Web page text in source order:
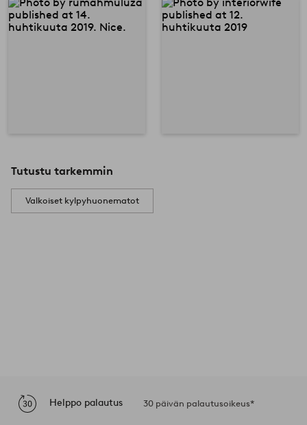
Tutustu tarkemmin
Valkoiset kylpyhuonematot
Helppo palautus 30 päivän palautusoikeus*